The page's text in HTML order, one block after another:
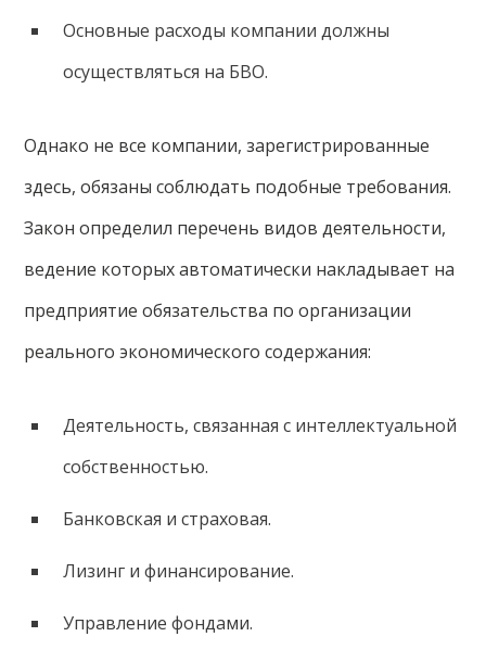
Основные расходы компании должны
осуществляться на БВО.
Однако не все компании, зарегистрированные
здесь, обязаны соблюдать подобные требования.
Закон определил перечень видов деятельности,
ведение которых автоматически накладывает на
предприятие обязательства по организации
реального экономического содержания:
Деятельность, связанная с интеллектуальной
собственностью.
Банковская и страховая.
Лизинг и финансирование.
Управление фондами.